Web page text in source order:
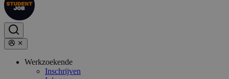
Werkzoekende
Inschrijven